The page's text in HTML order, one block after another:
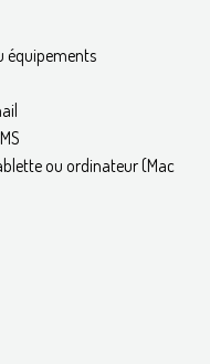
équipements
ou ordinateur (Mac